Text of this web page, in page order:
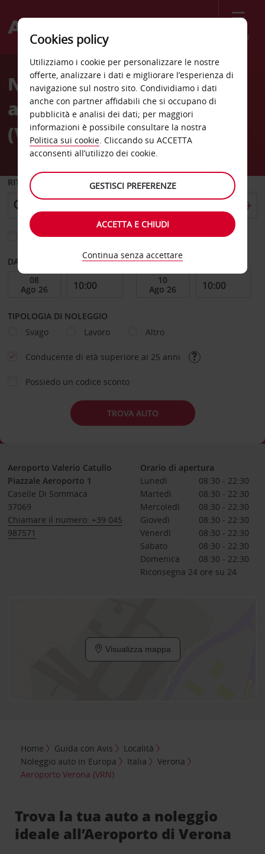
Menù
Welcome
AvisNoleggio auto
all’Aeroporto di Verona
(VRN)
RITIRO DA
Scegli una località di riconsegna diversa
DAL GIORNO AL GIORNO
TIPOLOGIA DI NOLEGGIO
Svago
Lavoro Altro
Conducente di età superiore ai 25 anni
Possiedo un codice sconto
TROVA AUTO
Aeroporto Valerio Catullo
Piazzale Aeroporto 1
Caselle Di Sommaca
37069
Chiamare il numero: +39 045
987571
Orario di apertura
Lunedì
08:30 - 22:30
Martedì
08:30 - 22:30
Mercoledì
08:30 - 22:30
Giovedì
08:30 - 22:30
Venerdì
08:30 - 22:30
Sabato
08:30 - 22:30
Domenica
08:30 - 22:30
Riconsegna 24 ore su 24
Visualizza mappa
Home Guida con Avis
Località
Noleggio auto in Europa
Italia
Verona
Aeroporto Verona (VRN)
Trova la tua auto a noleggio
ideale all’Aeroporto di Verona
Cookies policy
Utilizziamo i cookie per personalizzare le nostre
offerte, analizzare i dati e migliorare l’esperienza di
navigazione sul nostro sito. Condividiamo i dati
anche con partner affidabili che si occupano di
pubblicità e analisi dei dati; per maggiori
informazioni è possibile consultare la nostra
Politica sui cookie. Cliccando su ACCETTA
acconsenti all’utilizzo dei cookie.
GESTISCI PREFERENZE
ACCETTA E CHIUDI
Continua senza accettare